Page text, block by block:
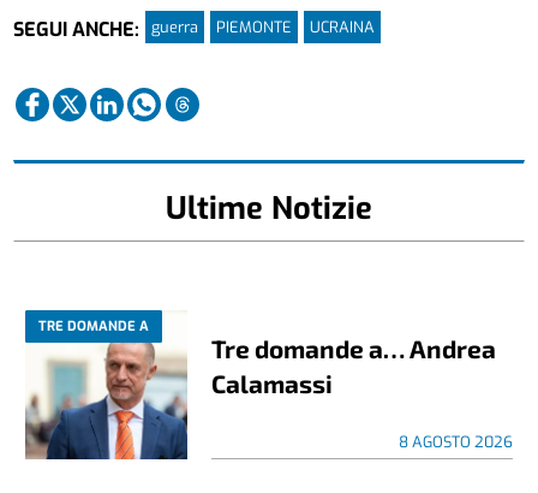
SEGUI ANCHE:
guerra PIEMONTE UCRAINA
Ultime Notizie
TRE DOMANDE A
Tre domande a… Andrea
Calamassi
8 AGOSTO 2026